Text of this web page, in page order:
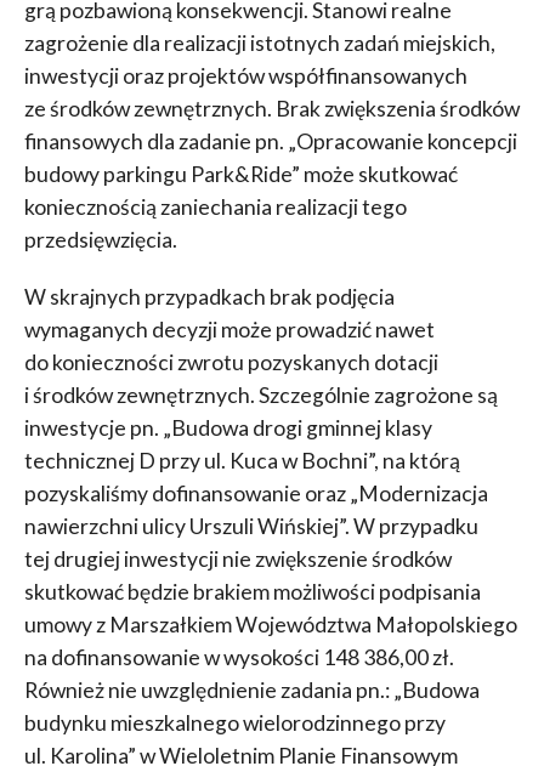
grą pozbawioną konsekwencji. Stanowi realne
zagrożenie dla realizacji istotnych zadań miejskich,
inwestycji oraz projektów współfinansowanych
ze środków zewnętrznych. Brak zwiększenia środków
finansowych dla zadanie pn. „Opracowanie koncepcji
budowy parkingu Park&Ride” może skutkować
koniecznością zaniechania realizacji tego
przedsięwzięcia.
W skrajnych przypadkach brak podjęcia
wymaganych decyzji może prowadzić nawet
do konieczności zwrotu pozyskanych dotacji
i środków zewnętrznych. Szczególnie zagrożone są
inwestycje pn. „Budowa drogi gminnej klasy
technicznej D przy ul. Kuca w Bochni”, na którą
pozyskaliśmy dofinansowanie oraz „Modernizacja
nawierzchni ulicy Urszuli Wińskiej”. W przypadku
tej drugiej inwestycji nie zwiększenie środków
skutkować będzie brakiem możliwości podpisania
umowy z Marszałkiem Województwa Małopolskiego
na dofinansowanie w wysokości 148 386,00 zł.
Również nie uwzględnienie zadania pn.: „Budowa
budynku mieszkalnego wielorodzinnego przy
ul. Karolina” w Wieloletnim Planie Finansowym